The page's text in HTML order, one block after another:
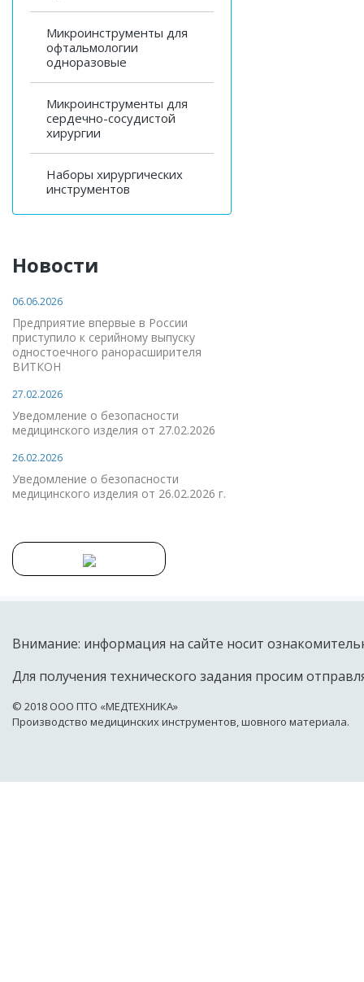
Микроинструменты для
офтальмологии
одноразовые
Микроинструменты для
сердечно-сосудистой
хирургии
Наборы хирургических
инструментов
Новости
06.06.2026
Предприятие впервые в России
приступило к серийному выпуску
одностоечного ранорасширителя
ВИТКОН
27.02.2026
Уведомление о безопасности
медицинского изделия от 27.02.2026
26.02.2026
Уведомление о безопасности
медицинского изделия от 26.02.2026 г.
Внимание: информация на сайте носит
Для получения технического задания просим
© 2018 OOO ПТО «МЕДТЕХНИКА»
Производство медицинских инструментов, шовного материала.